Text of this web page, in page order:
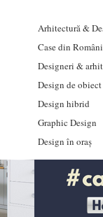
Arhitectură &
Case din
Designeri &
Design de obiect
Design hibrid
Graphic Design
Design în oraș